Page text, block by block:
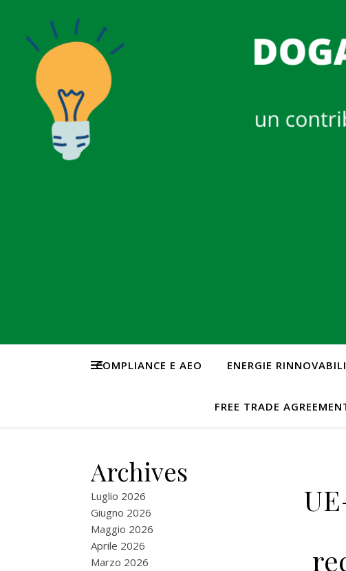
COMPLIANCE E AEO ENERGIE RINNOVABILI
FREE TRADE
Archives
Luglio 2026
Giugno 2026
Maggio 2026
Aprile 2026
Marzo 2026